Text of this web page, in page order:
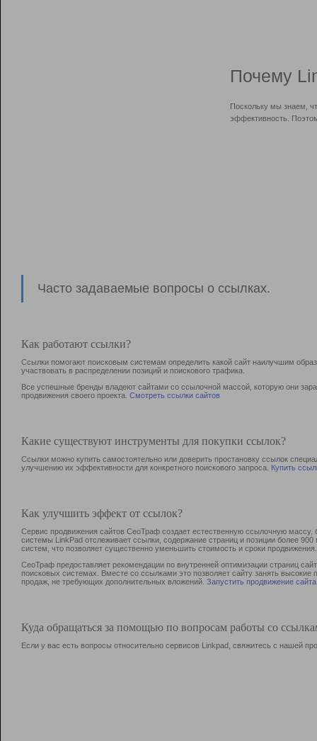
Почему
Поскольку мы знаем,
эффективность.
Часто задаваемые вопросы о ссылках.
Как работают ссылки?
Ссылки помогают поисковым системам определить какой сайт наилучшим
участвовать в раcпределении позиций и поискового трафика.
Все успешные бренды владеют сайтами со ссылочной массой, которую они
продвижения своего проекта. Смотреть ссылки сайтов
Какие существуют инструменты для покупки ссылок?
Ссылки можно купить самостоятельно или доверить простановку ссылок
улучшению их эффективности для конкретного поискового запроса. Купить
Как улучшить эффект от ссылок?
Сервис продвижения сайтов СеоТраф создает естественную ссылочную
системы LinkPad отслеживает ссылки, содержание страниц и позиции более
систем, что позволяет существенно уменьшить стоимость и сроки продвижения.
СеоТраф предоставляет рекомендации по внутренней оптимизации страниц
поисковых системах. Вместе со ссылками это позволяет сайту занять
продаж, не требующих дополнительных вложений. Запустить продвижение сайта
Куда обращаться за помощью по вопросам работы со
Если у вас есть вопросы относительно сервисов Linkpad, свяжитесь с нашей